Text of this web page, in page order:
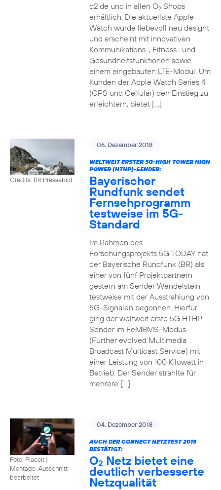
o2.de und in allen O2Shops
erhältlich. Die aktuellste Apple
Watch wurde liebevoll neu designt
und erscheint mit innovativen
Kommunikations-, Fitness- und
Gesundheitsfunktionen sowie
einem eingebauten LTE-Modul. Um
Kunden der Apple Watch Series 4
(GPS und Cellular) den Einstieg zu
erleichtern, bietet […]
Credits: BR Pressebild
06. Dezember 2018
WELTWEIT ERSTER 5G-HIGH TOWER HIGH
POWER (HTHP)-SENDER:
Bayerischer
Rundfunk sendet
Fernsehprogramm
testweise im 5G-
Standard
Im Rahmen des
Forschungsprojekts 5G TODAY hat
der Bayerische Rundfunk (BR) als
einer von fünf Projektpartnern
gestern am Sender Wendelstein
testweise mit der Ausstrahlung von
5G-Signalen begonnen. Hierfür
ging der weltweit erste 5G HTHP-
Sender im FeMBMS-Modus
(Further evolved Multimedia
Broadcast Multicast Service) mit
einer Leistung von 100 Kilowatt in
Betrieb. Der Sender strahlte für
mehrere […]
Foto: Placeit |
Montage, Ausschnitt
bearbeitet
04. Dezember 2018
AUCH DER CONNECT NETZTEST 2018
BESTÄTIGT:
O2 Netz bietet eine
deutlich verbesserte
Netzqualität